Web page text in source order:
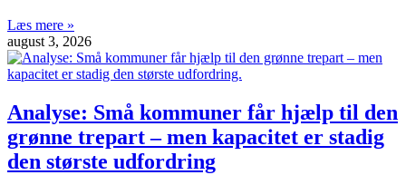
Læs mere »
august 3, 2026
Analyse: Små kommuner får hjælp til den
grønne trepart – men kapacitet er stadig
den største udfordring